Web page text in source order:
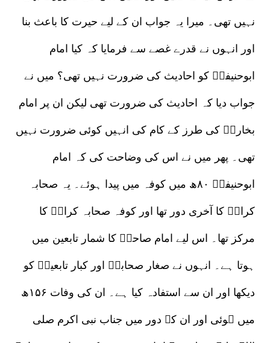
نہیں تھی۔ میرا یہ جواب ان کے لیے حیرت کا باعث بنا
اور انہوں نے قدرے غصے سے فرمایا کہ کیا امام
ابوحنیفہؒ کو احادیث کی ضرورت نہیں تھی؟ میں نے
جواب دیا کہ احادیث کی ضرورت تھی لیکن ان پر امام
بخاریؒ کی طرز کے کام کی انہیں کوئی ضرورت نہیں
تھی۔ پھر میں نے اس کی وضاحت کی کہ امام
ابوحنیفہؒ ۸۰ھ میں کوفہ میں پیدا ہوئے۔ یہ صحابہ
کرامؓ کا آخری دور تھا اور کوفہ صحابہ کرامؓ کا
مرکز تھا۔ اس لیے امام صاحبؒ کا شمار تابعین میں
ہوتا ہے۔ انہوں نے صغار صحابہؓ اور کبار تابعینؒ کو
دیکھا اور ان سے استفادہ کیا ہے۔ ان کی وفات ۱۵۶ھ
میں ہوئی اور ان کے دور میں جناب نبی اکرم صلی